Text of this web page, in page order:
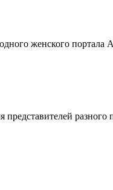
женского
разного